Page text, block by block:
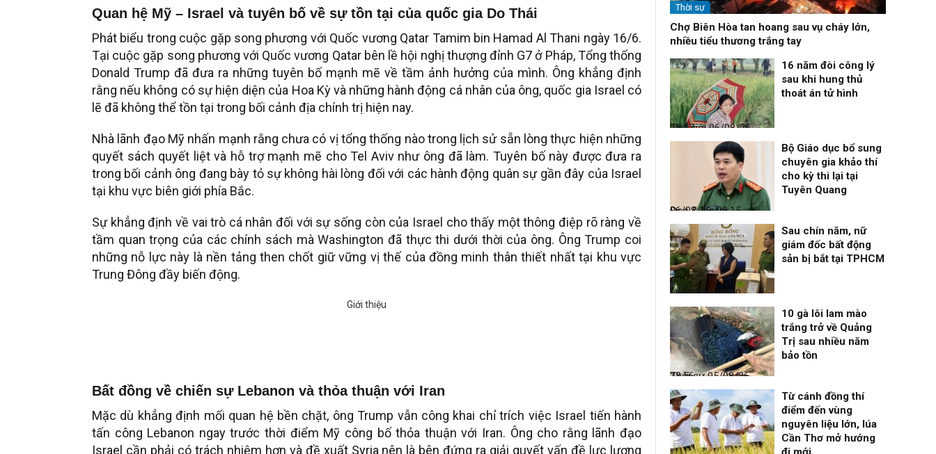
Quan hệ Mỹ – Israel và tuyên bố về sự tồn tại của quốc gia Do Thái
Phát biểu trong cuộc gặp song phương với Quốc vương Qatar Tamim bin Hamad Al Thani ngày 16/6.
Tại cuộc gặp song phương với Quốc vương Qatar bên lề hội nghị thượng đỉnh G7 ở Pháp, Tổng thống
Donald Trump đã đưa ra những tuyên bố mạnh mẽ về tầm ảnh hưởng của mình. Ông khẳng định
rằng nếu không có sự hiện diện của Hoa Kỳ và những hành động cá nhân của ông, quốc gia Israel có
lẽ đã không thể tồn tại trong bối cảnh địa chính trị hiện nay.
Nhà lãnh đạo Mỹ nhấn mạnh rằng chưa có vị tổng thống nào trong lịch sử sẵn lòng thực hiện những
quyết sách quyết liệt và hỗ trợ mạnh mẽ cho Tel Aviv như ông đã làm. Tuyên bố này được đưa ra
trong bối cảnh ông đang bày tỏ sự không hài lòng đối với các hành động quân sự gần đây của Israel
tại khu vực biên giới phía Bắc.
Sự khẳng định về vai trò cá nhân đối với sự sống còn của Israel cho thấy một thông điệp rõ ràng về
tầm quan trọng của các chính sách mà Washington đã thực thi dưới thời của ông. Ông Trump coi
những nỗ lực này là nền tảng then chốt giữ vững vị thế của đồng minh thân thiết nhất tại khu vực
Trung Đông đầy biến động.
Bất đồng về chiến sự Lebanon và thỏa thuận với Iran
Mặc dù khẳng định mối quan hệ bền chặt, ông Trump vẫn công khai chỉ trích việc Israel tiến hành
tấn công Lebanon ngay trước thời điểm Mỹ công bố thỏa thuận với Iran. Ông cho rằng lãnh đạo
Israel cần phải có trách nhiệm hơn và đề xuất Syria nên là bên đứng ra giải quyết vấn đề lực lượng
Thời sự
Chợ Biên Hòa tan hoang sau vụ cháy lớn,
nhiều tiểu thương trắng tay
Thế giới
06/08/26, 08:27
16 năm đòi công lý
sau khi hung thủ
thoát án tử hình
Đọc & Ngẫm
06/08/26, 08:15
Bộ Giáo dục bổ sung
chuyên gia khảo thí
cho kỳ thi lại tại
Tuyên Quang
Nhịp sống 24h
06/08/26, 00:00
Sau chín năm, nữ
giám đốc bất động
sản bị bắt tại TPHCM
Thời sự
05/08/26, 23:56
10 gà lôi lam mào
trắng trở về Quảng
Trị sau nhiều năm
bảo tồn
Từ cánh đồng thí
điểm đến vùng
nguyên liệu lớn, lúa
Cần Thơ mở hướng